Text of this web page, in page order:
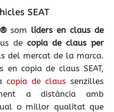
SEAT
®som líders en claus de
de copia de claus per
del mercat de la marca.
copia de claus SEAT,
copia de claus senzilles
a distància amb
o millor qualitat que